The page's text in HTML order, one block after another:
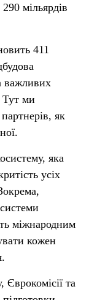
мільярдів
411
важливих
Тут ми
як
яка
усіх
міжнародним
кожен
та